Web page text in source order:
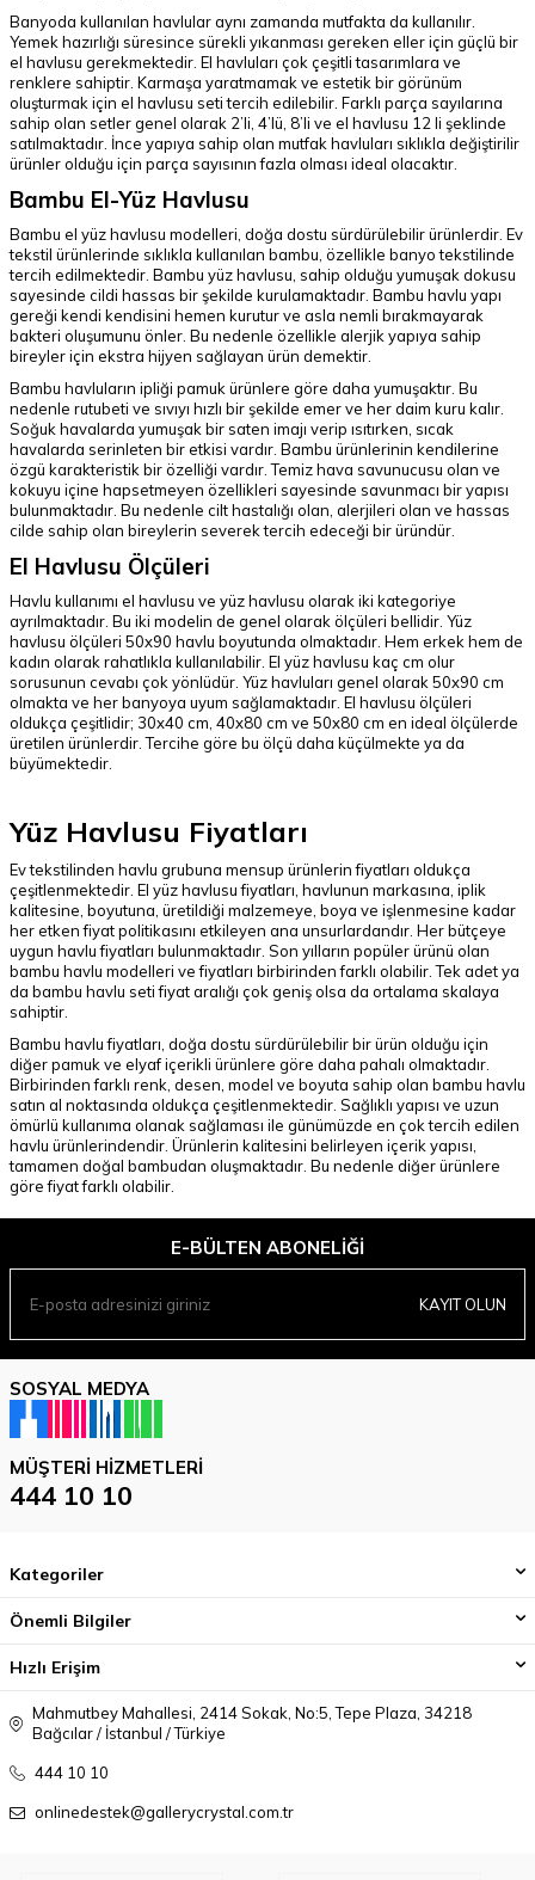
Banyoda kullanılan havlular aynı zamanda mutfakta da kullanılır.
Yemek hazırlığı süresince sürekli yıkanması gereken eller için güçlü bir
el havlusu gerekmektedir. El havluları çok çeşitli tasarımlara ve
renklere sahiptir. Karmaşa yaratmamak ve estetik bir görünüm
oluşturmak için el havlusu seti tercih edilebilir. Farklı parça sayılarına
sahip olan setler genel olarak 2’li, 4’lü, 8’li ve el havlusu 12 li şeklinde
satılmaktadır. İnce yapıya sahip olan mutfak havluları sıklıkla değiştirilir
ürünler olduğu için parça sayısının fazla olması ideal olacaktır.
Bambu El-Yüz Havlusu
Bambu el yüz havlusu modelleri, doğa dostu sürdürülebilir ürünlerdir. Ev
tekstil ürünlerinde sıklıkla kullanılan bambu, özellikle banyo tekstilinde
tercih edilmektedir. Bambu yüz havlusu, sahip olduğu yumuşak dokusu
sayesinde cildi hassas bir şekilde kurulamaktadır. Bambu havlu yapı
gereği kendi kendisini hemen kurutur ve asla nemli bırakmayarak
bakteri oluşumunu önler. Bu nedenle özellikle alerjik yapıya sahip
bireyler için ekstra hijyen sağlayan ürün demektir.
Bambu havluların ipliği pamuk ürünlere göre daha yumuşaktır. Bu
nedenle rutubeti ve sıvıyı hızlı bir şekilde emer ve her daim kuru kalır.
Soğuk havalarda yumuşak bir saten imajı verip ısıtırken, sıcak
havalarda serinleten bir etkisi vardır. Bambu ürünlerinin kendilerine
özgü karakteristik bir özelliği vardır. Temiz hava savunucusu olan ve
kokuyu içine hapsetmeyen özellikleri sayesinde savunmacı bir yapısı
bulunmaktadır. Bu nedenle cilt hastalığı olan, alerjileri olan ve hassas
cilde sahip olan bireylerin severek tercih edeceği bir üründür.
El Havlusu Ölçüleri
Havlu kullanımı el havlusu ve yüz havlusu olarak iki kategoriye
ayrılmaktadır. Bu iki modelin de genel olarak ölçüleri bellidir. Yüz
havlusu ölçüleri 50x90 havlu boyutunda olmaktadır. Hem erkek hem de
kadın olarak rahatlıkla kullanılabilir. El yüz havlusu kaç cm olur
sorusunun cevabı çok yönlüdür. Yüz havluları genel olarak 50x90 cm
olmakta ve her banyoya uyum sağlamaktadır. El havlusu ölçüleri
oldukça çeşitlidir; 30x40 cm, 40x80 cm ve 50x80 cm en ideal ölçülerde
üretilen ürünlerdir. Tercihe göre bu ölçü daha küçülmekte ya da
büyümektedir.
Yüz Havlusu Fiyatları
Ev tekstilinden havlu grubuna mensup ürünlerin fiyatları oldukça
çeşitlenmektedir. El yüz havlusu fiyatları, havlunun markasına, iplik
kalitesine, boyutuna, üretildiği malzemeye, boya ve işlenmesine kadar
her etken fiyat politikasını etkileyen ana unsurlardandır. Her bütçeye
uygun havlu fiyatları bulunmaktadır. Son yılların popüler ürünü olan
bambu havlu modelleri ve fiyatları birbirinden farklı olabilir. Tek adet ya
da bambu havlu seti fiyat aralığı çok geniş olsa da ortalama skalaya
sahiptir.
Bambu havlu fiyatları, doğa dostu sürdürülebilir bir ürün olduğu için
diğer pamuk ve elyaf içerikli ürünlere göre daha pahalı olmaktadır.
Birbirinden farklı renk, desen, model ve boyuta sahip olan bambu havlu
satın al noktasında oldukça çeşitlenmektedir. Sağlıklı yapısı ve uzun
ömürlü kullanıma olanak sağlaması ile günümüzde en çok tercih edilen
havlu ürünlerindendir. Ürünlerin kalitesini belirleyen içerik yapısı,
tamamen doğal bambudan oluşmaktadır. Bu nedenle diğer ürünlere
göre fiyat farklı olabilir.
E-BÜLTEN ABONELIĞI
KAYIT OLUN
SOSYAL MEDYA
MÜŞTERI HIZMETLERI
444 10 10
Kategoriler
Önemli Bilgiler
Hızlı Erişim
Mahmutbey Mahallesi, 2414 Sokak, No:5, Tepe Plaza, 34218
Bağcılar / İstanbul / Türkiye
444 10 10
onlinedestek@gallerycrystal.com.tr